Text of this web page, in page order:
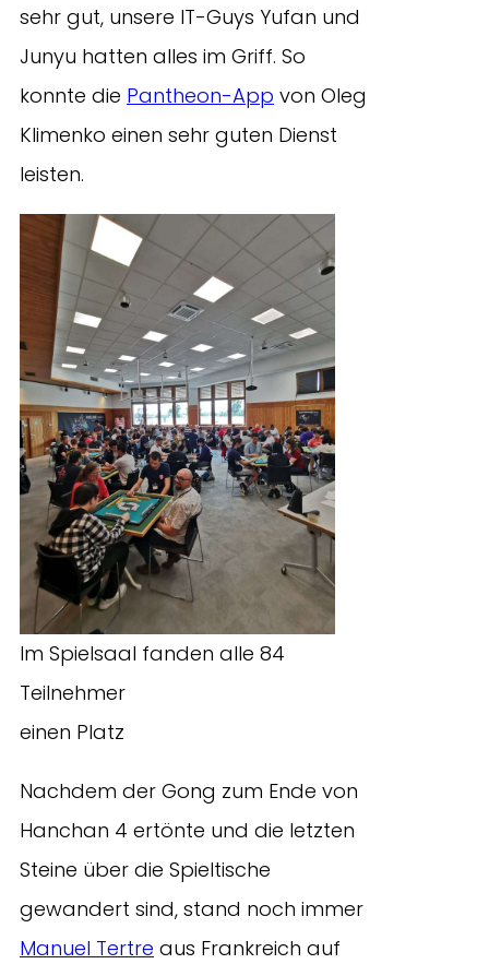
sehr gut, unsere IT-Guys Yufan und
Junyu hatten alles im Griff. So
konnte die Pantheon-App von Oleg
Klimenko einen sehr guten Dienst
leisten.
Im Spielsaal fanden alle 84
Teilnehmer
einen Platz
Nachdem der Gong zum Ende von
Hanchan 4 ertönte und die letzten
Steine über die Spieltische
gewandert sind, stand noch immer
Manuel Tertre aus Frankreich auf